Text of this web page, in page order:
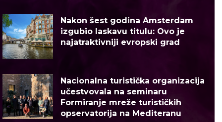
Nakon šest godina Amsterdam
izgubio laskavu titulu: Ovo je
najatraktivniji evropski grad
Nacionalna turistička organizacija
učestvovala na seminaru
Formiranje mreže turističkih
opservatorija na Mediteranu